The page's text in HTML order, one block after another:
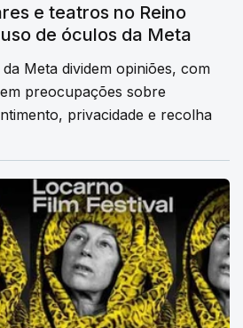
e teatros no Reino
de óculos da Meta
Meta dividem opiniões, com
preocupações sobre
privacidade e recolha